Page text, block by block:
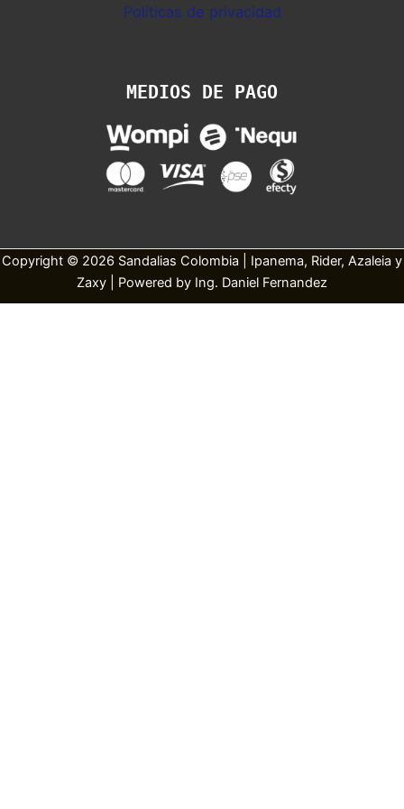
Politicas de privacidad
MEDIOS DE PAGO
Copyright © 2026 Sandalias Colombia | Ipanema, Rider, Azaleia y
Zaxy | Powered by Ing. Daniel Fernandez